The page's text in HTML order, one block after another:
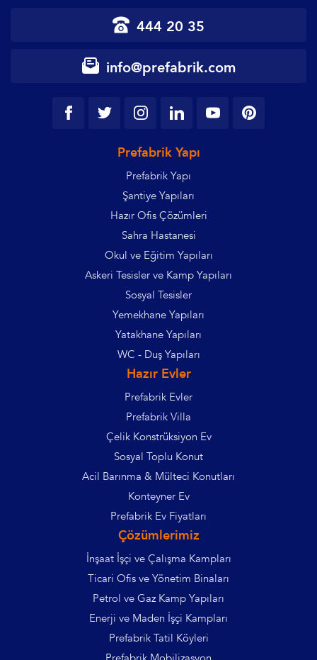
444 20 35
info@prefabrik.com
Prefabrik Yapı
Prefabrik Yapı
Şantiye Yapıları
Hazır Ofis Çözümleri
Sahra Hastanesi
Okul ve Eğitim Yapıları
Askeri Tesisler ve Kamp Yapıları
Sosyal Tesisler
Yemekhane Yapıları
Yatakhane Yapıları
WC - Duş Yapıları
Hazır Evler
Prefabrik Evler
Prefabrik Villa
Çelik Konstrüksiyon Ev
Sosyal Toplu Konut
Acil Barınma & Mülteci Konutları
Konteyner Ev
Prefabrik Ev Fiyatları
Çözümlerimiz
İnşaat İşçi ve Çalışma Kampları
Ticari Ofis ve Yönetim Binaları
Petrol ve Gaz Kamp Yapıları
Enerji ve Maden İşçi Kampları
Prefabrik Tatil Köyleri